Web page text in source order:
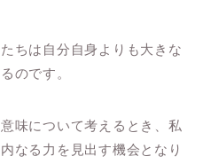
ちは自分自身よりも大きな
のです。
味について考えるとき、私
なる力を見出す機会となり